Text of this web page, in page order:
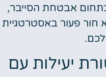
בתחום אבטחת הסייבר,
חור פעור באסטרטגיית
יעילות עם